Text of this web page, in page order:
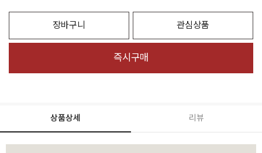
장바구니 관심상품
즉시구매
상품상세 리뷰